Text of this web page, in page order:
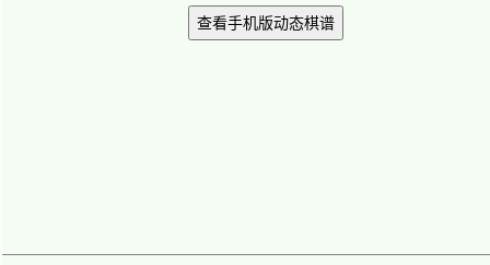
查看手机版动态棋谱